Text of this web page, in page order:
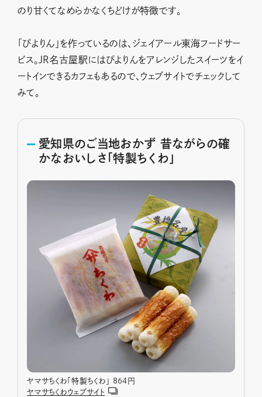
のり⽢くてなめらかなくちどけが特徴です。
「ぴよりん」を作っているのは、ジェイアール東海フードサー
ビス。JR名古屋駅にはぴよりんをアレンジしたスイーツをイ
ートインできるカフェもあるので、ウェブサイトでチェックして
みて。
愛知県のご当地おかず 昔ながらの確
かなおいしさ「特製ちくわ」
ヤマサちくわ「特製ちくわ」 864円
ヤマサちくわウェブサイト